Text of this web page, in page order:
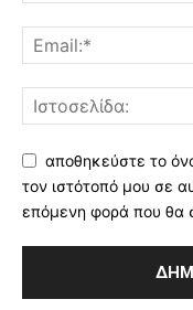
αποθηκεύστε το
τον ιστότοπό μου σε
επόμενη φορά που θα